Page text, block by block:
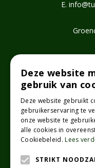
E.
E.
Maandag
Woensdag
Deze website
gebruik van
Deze website gebruikt
gebruikerservaring te
onze website te
alle cookies in
Cookiebeleid.Lees
STRIKT